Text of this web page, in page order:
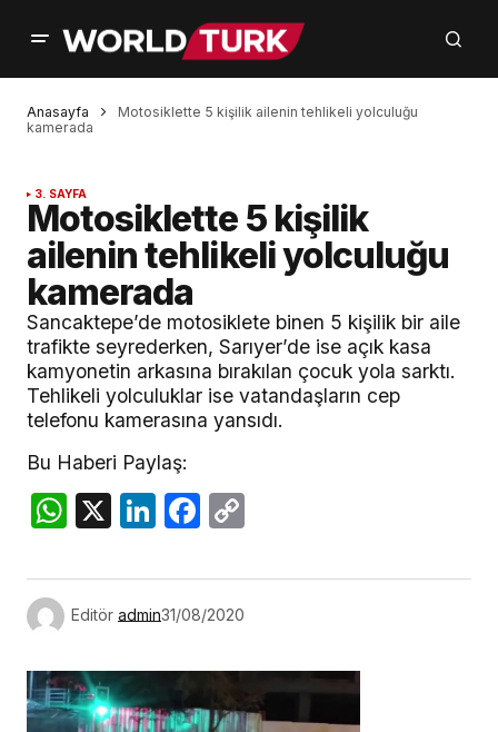
Anasayfa
Motosiklette 5 kişilik ailenin tehlikeli yolculuğu
kamerada
3. SAYFA
Motosiklette 5 kişilik
ailenin tehlikeli yolculuğu
kamerada
Sancaktepe’de motosiklete binen 5 kişilik bir aile
trafikte seyrederken, Sarıyer’de ise açık kasa
kamyonetin arkasına bırakılan çocuk yola sarktı.
Tehlikeli yolculuklar ise vatandaşların cep
telefonu kamerasına yansıdı.
Bu Haberi Paylaş:
WhatsApp
X LinkedIn
Facebook
Editör admin31/08/2020